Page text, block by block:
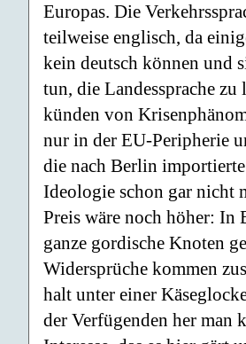
Europas. Die
teilweise englisch, da
kein deutsch können und
tun, die Landessprache zu
künden von
nur in der EU-Peripherie
die nach Berlin
Ideologie schon gar nicht
Preis wäre noch höher: In
ganze gordische Knoten
Widersprüche kommen
halt unter einer
der Verfügenden her man